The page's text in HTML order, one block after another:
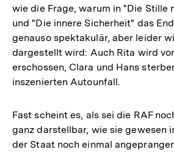
wie die Frage, warum in "Die Stille
und "Die innere Sicherheit" das
genauso spektakulär, aber leider
dargestellt wird: Auch Rita wird
erschossen, Clara und Hans
inszenierten Autounfall.
Fast scheint es, als sei die RAF
ganz darstellbar, wie sie gewesen
der Staat noch einmal